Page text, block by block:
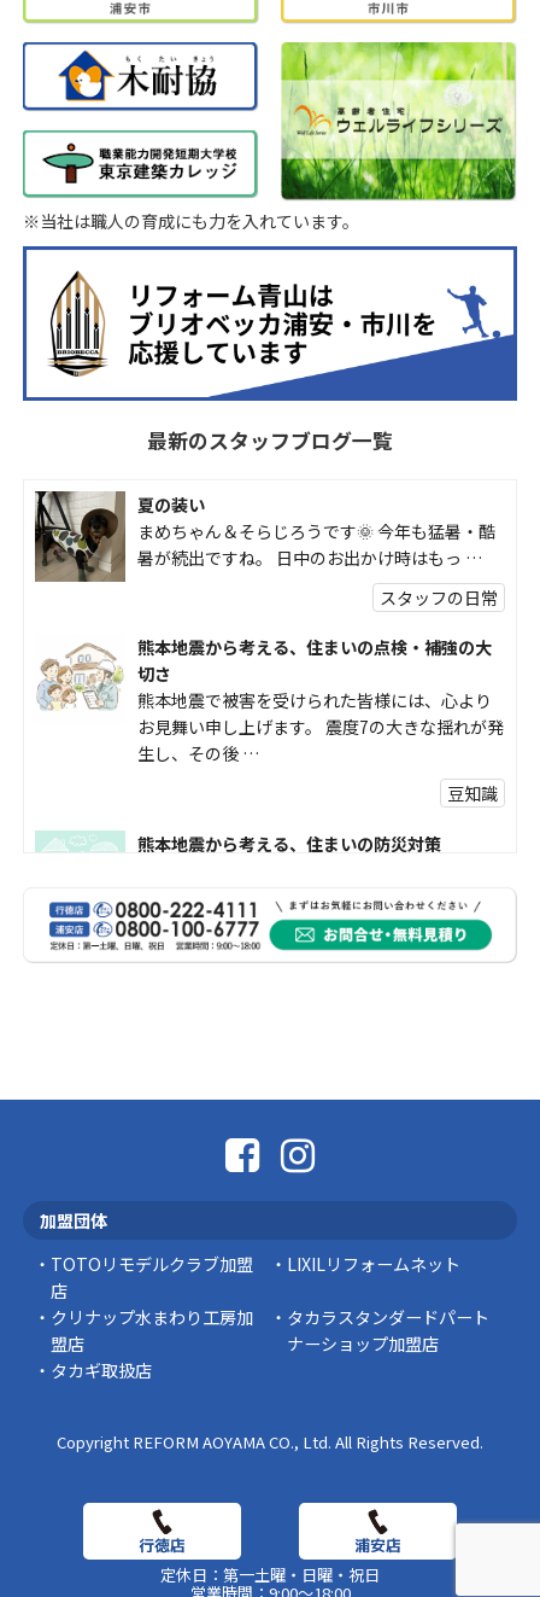
※当社は職人の育成にも力を入れています。
最新のスタッフブログ一覧
夏の装い
まめちゃん＆そらじろうです🌞 今年も猛暑・酷
暑が続出ですね。 日中のお出かけ時はもっ …
スタッフの日常
熊本地震から考える、住まいの点検・補強の大
切さ
熊本地震で被害を受けられた皆様には、心より
お見舞い申し上げます。 震度7の大きな揺れが発
生し、その後 …
豆知識
熊本地震から考える、住まいの防災対策
受けられた皆様に、心よりお見舞い申し上げま
す。 今回の地震 …
社長コラム
スタッフの日常
加盟団体
TOTOリモデルクラブ加盟
店
LIXILリフォームネット
クリナップ水まわり工房加
盟店
タカラスタンダードパート
ナーショップ加盟店
タカギ取扱店
Copyright REFORM AOYAMA CO., Ltd. All Rights Reserved.
定休日：第一土曜・日曜・祝日
営業時間：9:00～18:00